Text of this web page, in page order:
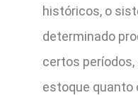
históricos, o
determinado
certos
estoque quanto